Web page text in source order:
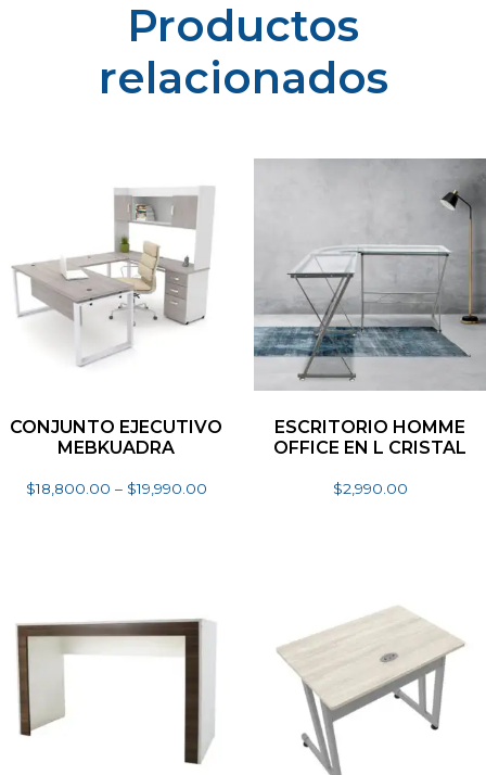
Productos
relacionados
CONJUNTO EJECUTIVO
MEBKUADRA
$18,800.00 – $19,990.00
ESCRITORIO HOMME
OFFICE EN L CRISTAL
$2,990.00